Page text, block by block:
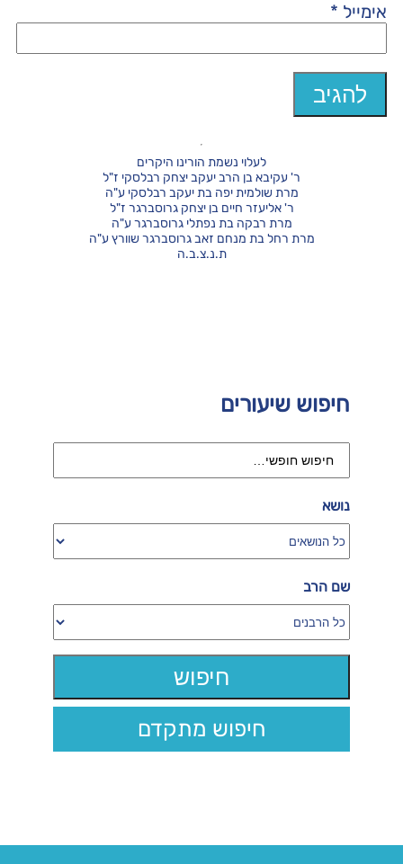
אימייל *
חיפוש שיעורים
נושא
שם הרב
חיפוש מתקדם
לעלוי נשמת הורינו היקרים
ר' עקיבא בן הרב יעקב יצחק רבלסקי ז"ל
מרת שולמית יפה בת יעקב רבלסקי ע"ה
ר' אליעזר חיים בן יצחק גרוסברגר ז"ל
מרת רבקה בת נפתלי גרוסברגר ע"ה
מרת רחל בת מנחם זאב גרוסברגר שוורץ ע"ה
ת.נ.צ.ב.ה